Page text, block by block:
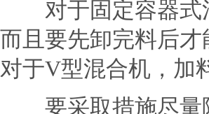
对于固定容器式混
而且要先卸完料后
对于V型混合机，加
要采取措施尽量降